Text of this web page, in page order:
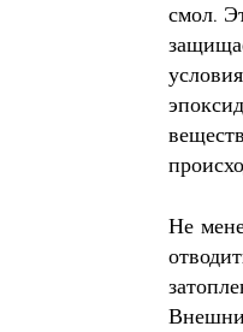
смол.
Не